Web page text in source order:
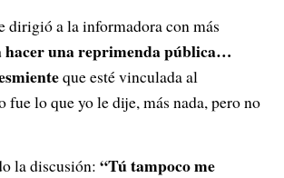
dirigió a la informadora con más
hacer una reprimenda pública…
que esté vinculada al
fue lo que yo le dije, más nada, pero no
la discusión: “Tú tampoco me